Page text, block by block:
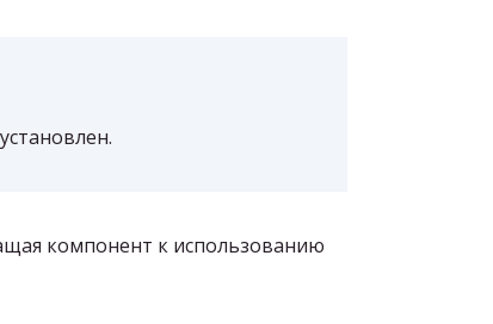
компонент к использованию